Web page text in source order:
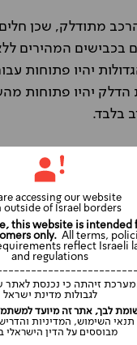
מתודלק, שכן
בכבישים המהירים
למדינות
לצאת למדינות
המדינות אליהן
אותן בפני הנציג
שתקבלו אישור בכתב
ומבחינת שירות
מהמדינות באירופה,
לנסיעה
this website is intended
only.All terms,
reflect Israeli
and regulations
זיהתה כי נכנסת לאתר
לגבולות מדינת ישראל
accessing our website
outside of Israel borders
לבך, אתר זה מיועד
תנאי השימוש, המדיניות
מבוססים על הדין הישראלי